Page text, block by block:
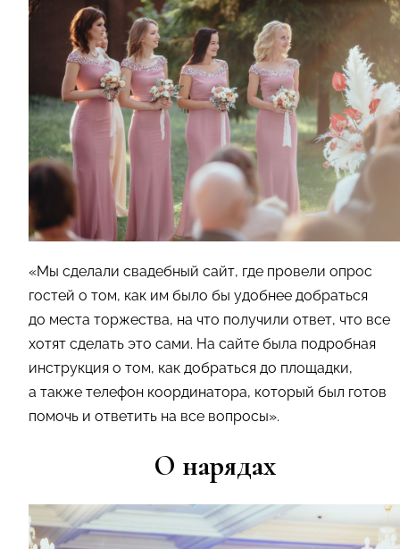
«Мы сделали свадебный сайт, где провели опрос
гостей о том, как им было бы удобнее добраться
до места торжества, на что получили ответ, что все
хотят сделать это сами. На сайте была подробная
инструкция о том, как добраться до площадки,
а также телефон координатора, который был готов
помочь и ответить на все вопросы».
О нарядах